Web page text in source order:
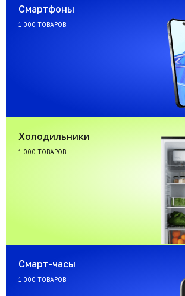
Смартфоны
1 000 ТОВАРОВ
Холодильники
1 000 ТОВАРОВ
Смарт-часы
1 000 ТОВАРОВ